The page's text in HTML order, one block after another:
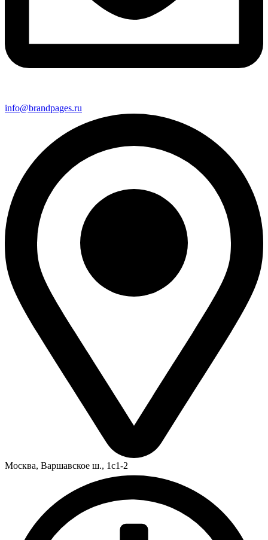
info@brandpages.ru
Москва, Варшавское ш., 1с1-2